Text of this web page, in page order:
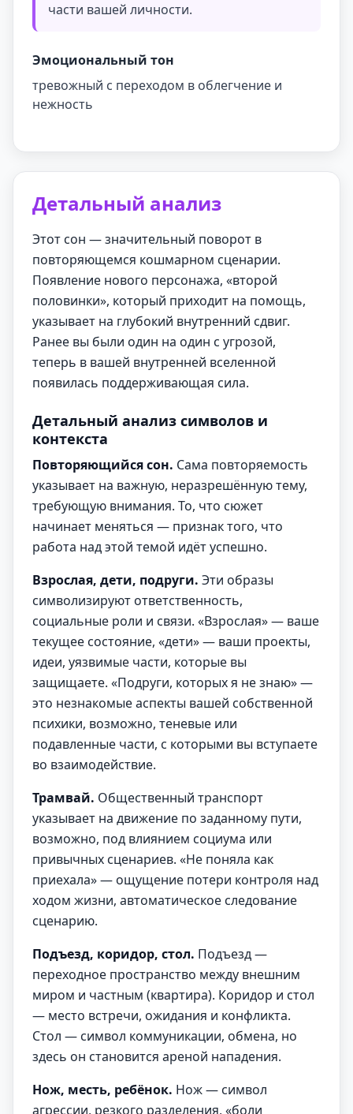
части вашей личности.
Эмоциональный тон
тревожный с переходом в облегчение и
нежность
Детальный анализ
Этот сон — значительный поворот в
повторяющемся кошмарном сценарии.
Появление нового персонажа, «второй
половинки», который приходит на помощь,
указывает на глубокий внутренний сдвиг.
Ранее вы были один на один с угрозой,
теперь в вашей внутренней вселенной
появилась поддерживающая сила.
Детальный анализ символов и
контекста
Повторяющийся сон. Сама повторяемость
указывает на важную, неразрешённую тему,
требующую внимания. То, что сюжет
начинает меняться — признак того, что
работа над этой темой идёт успешно.
Взрослая, дети, подруги. Эти образы
символизируют ответственность,
социальные роли и связи. «Взрослая» — ваше
текущее состояние, «дети» — ваши проекты,
идеи, уязвимые части, которые вы
защищаете. «Подруги, которых я не знаю» —
это незнакомые аспекты вашей собственной
психики, возможно, теневые или
подавленные части, с которыми вы вступаете
во взаимодействие.
Трамвай. Общественный транспорт
указывает на движение по заданному пути,
возможно, под влиянием социума или
привычных сценариев. «Не поняла как
приехала» — ощущение потери контроля над
ходом жизни, автоматическое следование
сценарию.
Подъезд, коридор, стол. Подъезд —
переходное пространство между внешним
миром и частным (квартира). Коридор и стол
— место встречи, ожидания и конфликта.
Стол — символ коммуникации, обмена, но
здесь он становится ареной нападения.
Нож, месть, ребёнок. Нож — символ
агрессии, резкого разделения, «боли